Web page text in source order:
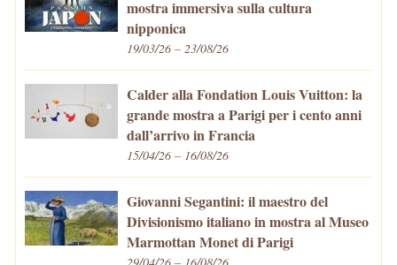
mostra immersiva sulla cultura
nipponica
19/03/26 – 23/08/26
Calder alla Fondation Louis Vuitton: la
grande mostra a Parigi per i cento anni
dall’arrivo in Francia
15/04/26 – 16/08/26
Giovanni Segantini: il maestro del
Divisionismo italiano in mostra al Museo
Marmottan Monet di Parigi